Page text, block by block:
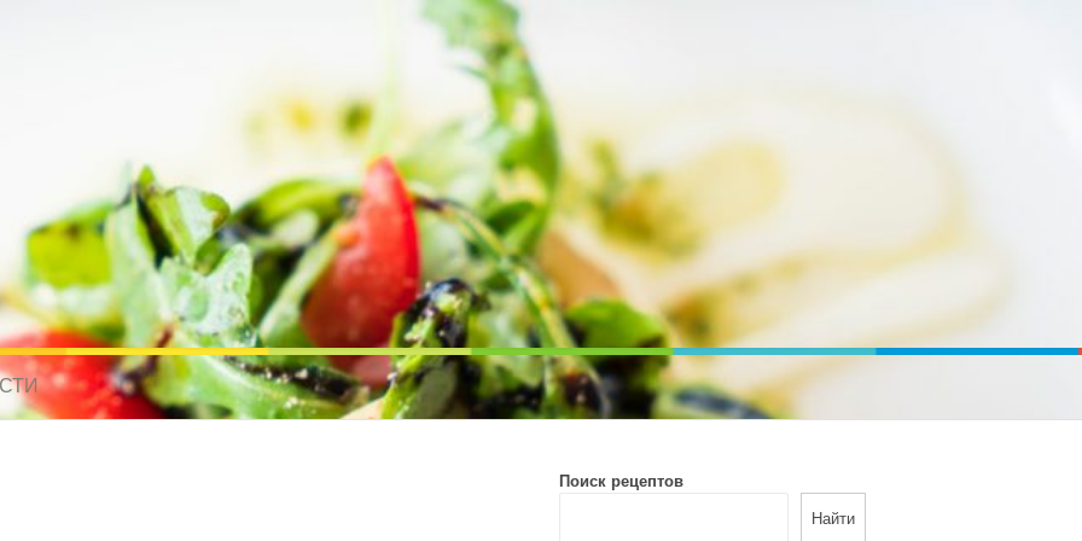
рецепты для всех
РЕЦЕПТЫ ДЛЯ МУЛЬТИВАРКИ. РЕЦЕПТЫ ДЛЯ МИКРОВОЛНОВОЙ ПЕЧИ. ДИЕТИЧЕСКОЕ ПИТАНИЕ
Поиск рецептов
Найти